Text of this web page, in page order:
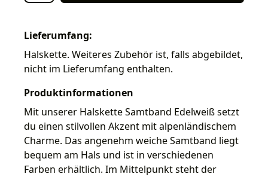
Lieferumfang:
Halskette. Weiteres Zubehör ist, falls abgebildet,
nicht im Lieferumfang enthalten.
Produktinformationen
Mit unserer Halskette Samtband Edelweiß setzt
du einen stilvollen Akzent mit alpenländischem
Charme. Das angenehm weiche Samtband liegt
bequem am Hals und ist in verschiedenen
Farben erhältlich. Im Mittelpunkt steht der